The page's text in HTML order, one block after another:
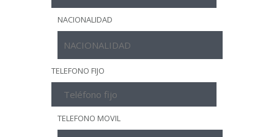
NACIONALIDAD
TELEFONO FIJO
TELEFONO MOVIL